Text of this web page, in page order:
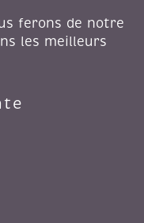
ferons de notre
les meilleurs